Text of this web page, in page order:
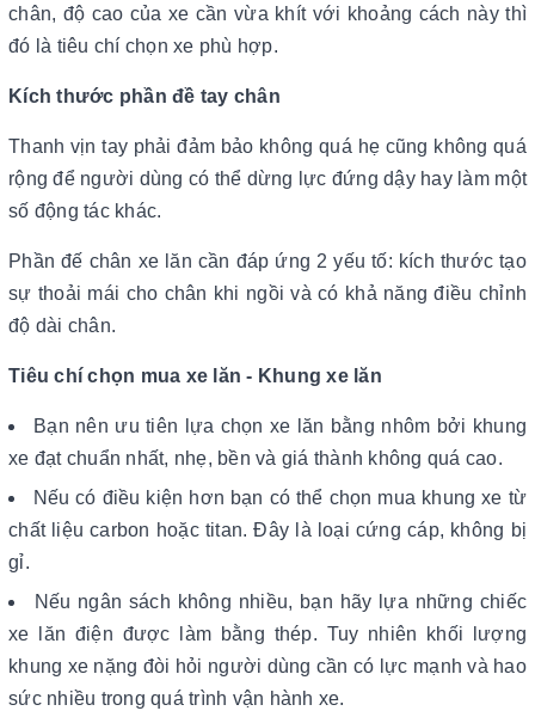
chân, độ cao của xe cần vừa khít với khoảng cách này thì
đó là tiêu chí chọn xe phù hợp.
Kích thước phần đề tay chân
Thanh vịn tay phải đảm bảo không quá hẹ cũng không quá
rộng để người dùng có thể dừng lực đứng dậy hay làm một
số động tác khác.
Phần đế chân xe lăn cần đáp ứng 2 yếu tố: kích thước tạo
sự thoải mái cho chân khi ngồi và có khả năng điều chỉnh
độ dài chân.
Tiêu chí chọn mua xe lăn - Khung xe lăn
Bạn nên ưu tiên lựa chọn xe lăn bằng nhôm bởi khung
xe đạt chuẩn nhất, nhẹ, bền và giá thành không quá cao.
Nếu có điều kiện hơn bạn có thể chọn mua khung xe từ
chất liệu carbon hoặc titan. Đây là loại cứng cáp, không bị
gỉ.
Nếu ngân sách không nhiều, bạn hãy lựa những chiếc
xe lăn điện được làm bằng thép. Tuy nhiên khối lượng
khung xe nặng đòi hỏi người dùng cần có lực mạnh và hao
sức nhiều trong quá trình vận hành xe.